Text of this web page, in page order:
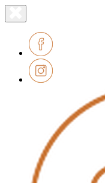
le
Lien
page
accueil